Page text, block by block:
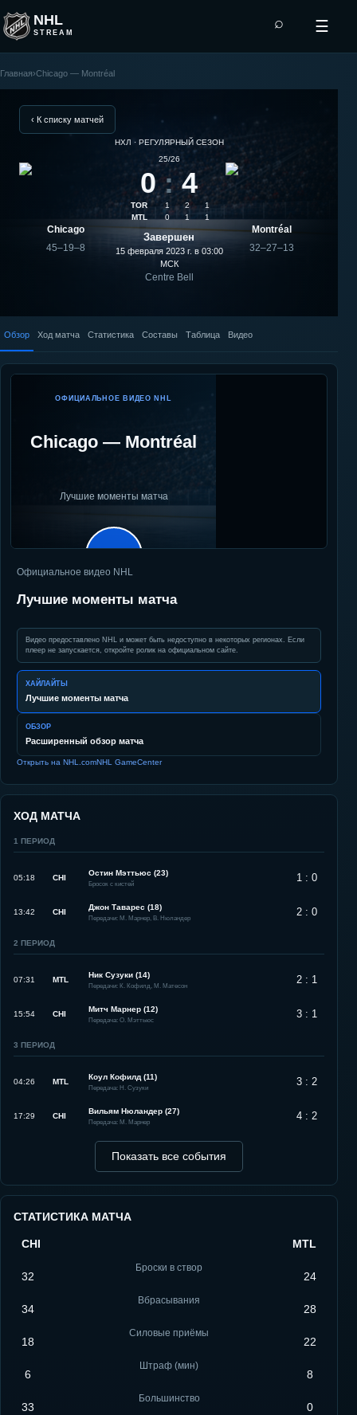
NHL
STREAM
⌕ ☰
Montréal
Главная›Chicago — Montréal
‹ К списку матчей
Chicago
45–19–8
НХЛ · РЕГУЛЯРНЫЙ СЕЗОН
25/26
0 : 4
TOR 1 2
1
MTL
0 1 1
Завершен
15 февраля 2023 г. в 03:00
МСК
Centre Bell
Montréal
32–27–13
Обзор Ход матча Статистика Составы Таблица Видео
ОФИЦИАЛЬНОЕ ВИДЕО NHL
Chicago — Montréal
Лучшие моменты матча
▶
Официальное видео NHL
Лучшие моменты матча
Видео предоставлено NHL и может быть недоступно в некоторых регионах. Если
плеер не запускается, откройте ролик на официальном сайте.
ХАЙЛАЙТЫ
Лучшие моменты матча
ОБЗОР
Расширенный обзор матча
Открыть на NHL.comNHL GameCenter
ХОД МАТЧА
1 ПЕРИОД
05:18 CHI
Остин Мэттьюс (23)
Бросок с кистей 1 : 0
13:42 CHI
Джон Таварес (18)
Передачи: М. Марнер, В. Нюландер 2 : 0
2 ПЕРИОД
07:31 MTL
Ник Сузуки (14)
Передачи: К. Кофилд, М. Матесон 2 : 1
15:54 CHI
Митч Марнер (12)
Передача: О. Мэттьюс 3 : 1
3 ПЕРИОД
04:26 MTL
Коул Кофилд (11)
Передача: Н. Сузуки 3 : 2
17:29 CHI
Вильям Нюландер (27)
Передача: М. Марнер 4 : 2
Показать все события
СТАТИСТИКА МАТЧА
CHI MTL
32
Броски в створ
24
34
Вбрасывания
28
18
Силовые приёмы
22
6
Штраф (мин)
8
33
Большинство
0